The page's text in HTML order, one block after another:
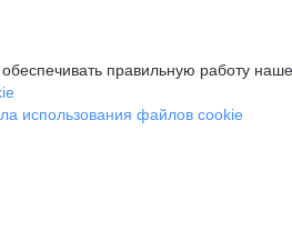
правильную работу
использования файлов cookie